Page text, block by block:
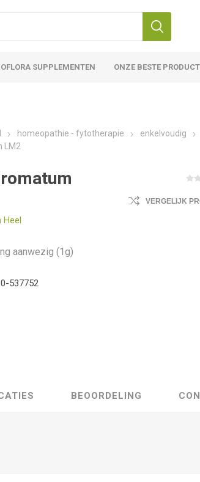
SUPPLEMENTEN ONZE BESTE
homeopathie - fytotherapie
enkelvoudig
LM2
Heel
VERGELIJK
aanwezig (1g)
537752
BEOORDELING